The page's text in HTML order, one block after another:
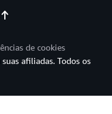
de cookies
afiliadas. Todos os